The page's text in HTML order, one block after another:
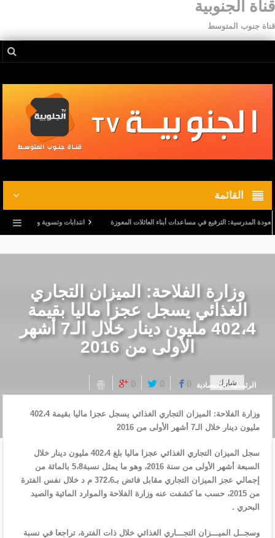
قناة الجنوبية
قناة جنوب المتوسط
القائمة
الترفيع في مساعدات أبناء العائلات المعوزة انتدابات وتسوية وضعيات.. وترفيع في
وزارة الفلاحة: الميزان التجاري
الغذائي يسجل عجزا ماليا بقيمة
402،4 مليون دينار خلال الـ7 أشهر
الأولى من 2016
شارك 0
0
0 الرئيسيه إقتصادية
وزارة الفلاحة: الميزان التجاري الغذائي يسجل عجزا ماليا بقيمة 402،4
مليون دينار خلال الـ7 أشهر الأولى من 2016
سجل الميزان التجاري الغذائي عجزا ماليا بلغ 402،4 مليون دينار خلال
السبعة أشهر الأولى من سنة 2016، وهو ما يمثل نسبة5،8 بالمائة من
إجمالي عجز الميزان التجاري مقابل فائض بـ372،6 م د خلال نفس الفترة
من 2015، حسب ما كشفت عنه وزارة الفلاحة والموارد المائية والصيد
البحري .
وسجــل الميـــزان التجـــاري الغذائي خلال ذات الفترة، تراجعا في نسبة